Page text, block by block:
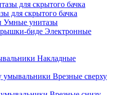
для скрытого бачка
Умные унитазы
Электронные
Накладные
Врезные сверху